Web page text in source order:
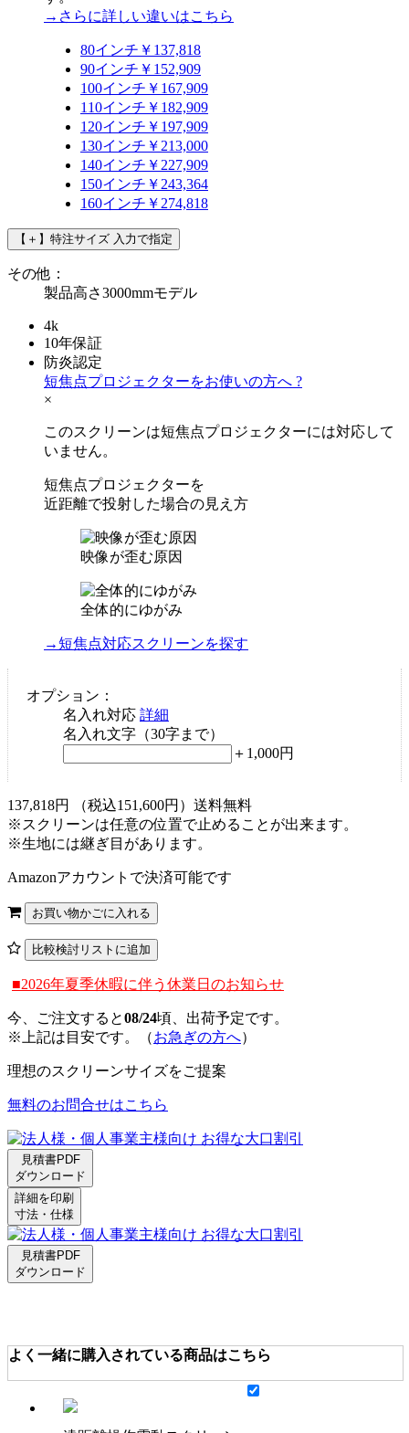
→さらに詳しい違いはこちら
80インチ ￥137,818
90インチ ￥152,909
100インチ ￥167,909
110インチ ￥182,909
120インチ ￥197,909
130インチ ￥213,000
140インチ ￥227,909
150インチ ￥243,364
160インチ ￥274,818
【＋】特注サイズ 入力で指定
その他：
製品高さ3000mmモデル
4k
10年保証
防炎認定
短焦点プロジェクターをお使いの方へ ?
×
このスクリーンは短焦点プロジェクターには対応して
いません。
短焦点プロジェクターを
近距離で投射した場合の見え方
映像が歪む原因
全体的にゆがみ
→短焦点対応スクリーンを探す
オプション：
名入れ対応 詳細
名入れ文字（30字まで）
＋1,000円
137,818円 （税込151,600円） 送料無料
※スクリーンは任意の位置で止めることが出来ます。
※生地には継ぎ目があります。
Amazonアカウントで決済可能です
■2026年夏季休暇に伴う休業日のお知らせ
今、ご注文すると08/24頃、出荷予定です。
※上記は目安です。（お急ぎの方へ）
理想のスクリーンサイズをご提案
無料のお問合せはこちら
見積書PDF
ダウンロード
詳細を印刷
寸法・仕様
見積書PDF
ダウンロード
よく一緒に購入されている商品はこちら